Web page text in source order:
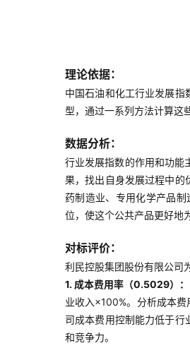
理论依据：
中国石油和化工行业发展
型，通过一系列方法计算这
数据分析：
行业发展指数的作用和功能
果，找出自身发展过程中的
药制造业、专用化学产品
位，使这个公共产品更好地
对标评价：
利民控股集团股份有限公司
1. 成本费用率（0.5029）：
业收入×100%。分析成本
司成本费用控制能力低于
和竞争力。